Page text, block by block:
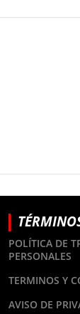
POLÍTICA DE
PERSONALES
TERMINOS Y
AVISO DE